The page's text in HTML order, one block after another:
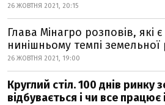
26 ЖОВТНЯ 2021, 20:15
Глава Мінагро розповів, які
нинішньому темпі
26 ЖОВТНЯ 2021, 19:00
Круглий стіл. 100 днів ринку
відбувається і чи все працює